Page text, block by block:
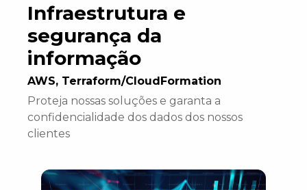
Infraestrutura e
segurança da
informação
AWS, Terraform/CloudFormation
Proteja nossas soluções e garanta a
confidencialidade dos dados dos nossos
clientes